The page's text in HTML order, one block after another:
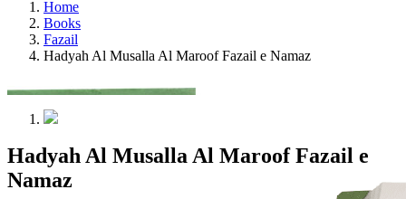
Home
Books
Fazail
Hadyah Al Musalla Al Maroof Fazail e Namaz
Hadyah Al Musalla Al Maroof Fazail e
Namaz